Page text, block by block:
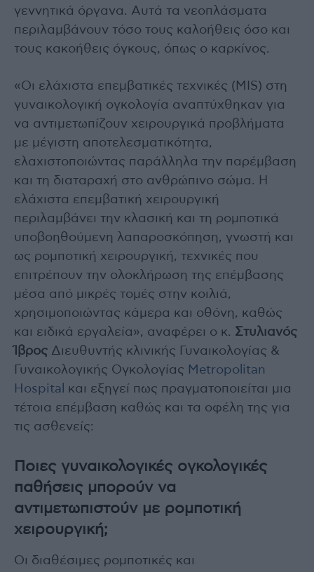
γεννητικά όργανα. Αυτά τα νεοπλάσματα
περιλαμβάνουν τόσο τους καλοήθεις όσο και
τους κακοήθεις όγκους, όπως ο καρκίνος.
«Οι ελάχιστα επεμβατικές τεχνικές (MIS) στη
γυναικολογική ογκολογία αναπτύχθηκαν για
να αντιμετωπίζουν χειρουργικά προβλήματα
με μέγιστη αποτελεσματικότητα,
ελαχιστοποιώντας παράλληλα την παρέμβαση
και τη διαταραχή στο ανθρώπινο σώμα. Η
ελάχιστα επεμβατική χειρουργική
περιλαμβάνει την κλασική και τη ρομποτικά
υποβοηθούμενη λαπαροσκόπηση, γνωστή και
ως ρομποτική χειρουργική, τεχνικές που
επιτρέπουν την ολοκλήρωση της επέμβασης
μέσα από μικρές τομές στην κοιλιά,
χρησιμοποιώντας κάμερα και οθόνη, καθώς
και ειδικά εργαλεία», αναφέρει ο κ. Στυλιανός
Ίβρος Διευθυντής κλινικής Γυναικολογίας &
Γυναικολογικής Ογκολογίας Metropolitan
Hospital
και εξηγεί πως πραγματοποιείται μια
τέτοια επέμβαση καθώς και τα οφέλη της για
τις ασθενείς:
Ποιες γυναικολογικές ογκολογικές
παθήσεις μπορούν να
αντιμετωπιστούν με ρομποτική
χειρουργική;
Οι διαθέσιμες ρομποτικές και